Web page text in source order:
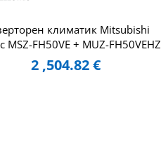
климатик Mitsubishi
MSZ-FH50VE + MUZ-FH50VEHZ
2 ,504.82€